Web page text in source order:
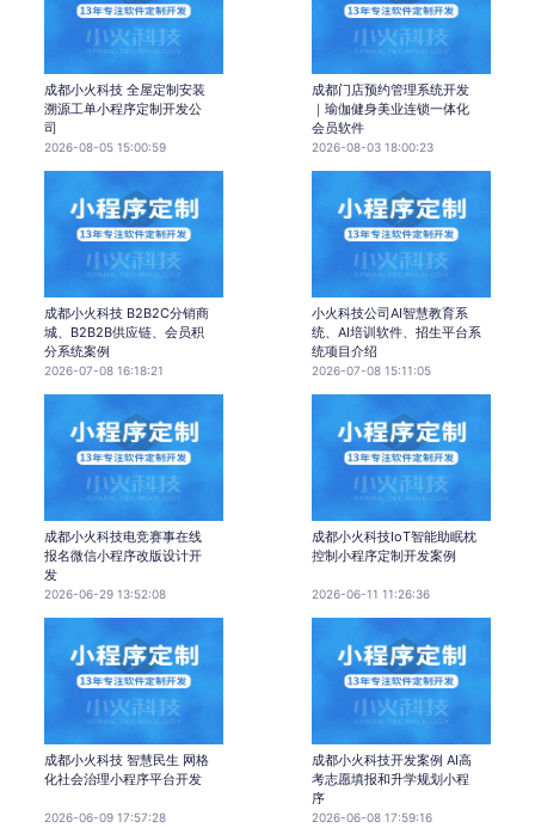
成都小火科技 全屋定制安装
溯源工单小程序定制开发公
司
2026-08-05 15:00:59
成都门店预约管理系统开发
｜瑜伽健身美业连锁一体化
会员软件
2026-08-03 18:00:23
成都小火科技 B2B2C分销商
城、B2B2B供应链、会员积
分系统案例
2026-07-08 16:18:21
小火科技公司AI智慧教育系
统、AI培训软件、招生平台系
统项目介绍
2026-07-08 15:11:05
成都小火科技电竞赛事在线
报名微信小程序改版设计开
发
2026-06-29 13:52:08
成都小火科技IoT智能助眠枕
控制小程序定制开发案例
2026-06-11 11:26:36
成都小火科技 智慧民生 网格
化社会治理小程序平台开发
2026-06-09 17:57:28
成都小火科技开发案例 AI高
考志愿填报和升学规划小程
序
2026-06-08 17:59:16